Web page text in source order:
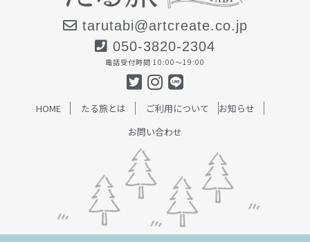
tarutabi@artcreate.co.jp
050-3820-2304
電話受付時間 10:00〜19:00
HOME たる旅とは ご利用について
お知らせ
お問い合わせ